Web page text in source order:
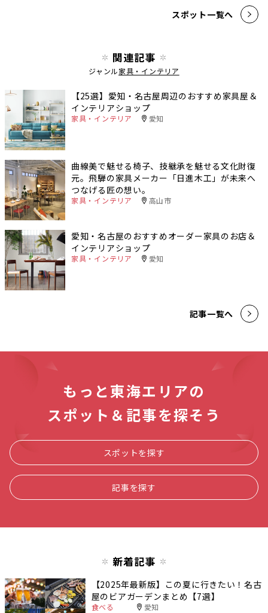
スポット一覧へ
関連記事
ジャンル家具・インテリア
【25選】愛知・名古屋周辺のおすすめ家具屋＆
インテリアショップ
家具・インテリア 愛知
曲線美で魅せる椅子、技継承を魅せる文化財復
元。飛騨の家具メーカー「日進木工」が未来へ
つなげる匠の想い。
家具・インテリア 高山市
愛知・名古屋のおすすめオーダー家具のお店＆
インテリアショップ
家具・インテリア 愛知
記事一覧へ
もっと東海エリアの
スポット＆記事を探そう
スポットを探す
記事を探す
新着記事
【2025年最新版】この夏に行きたい！名古
屋のビアガーデンまとめ【7選】
食べる 愛知